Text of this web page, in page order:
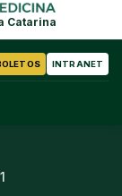
Catarina
INTRANET